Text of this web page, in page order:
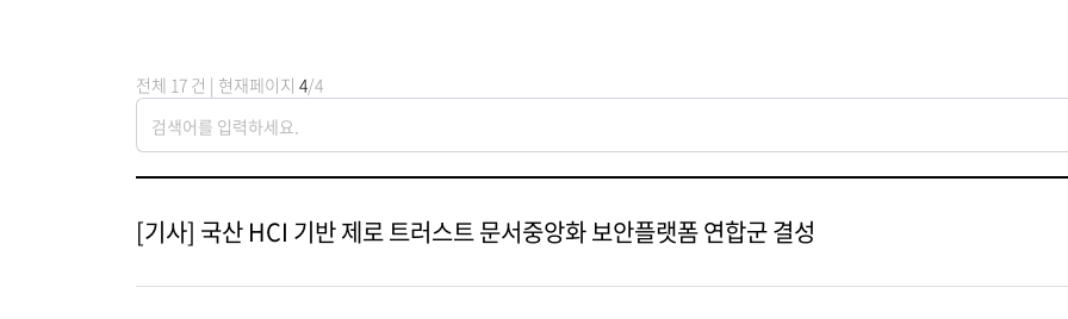
전체 17 건 | 현재페이지 4/4
[기사] 국산 HCI 기반 제로 트러스트 문서중앙화 보안플랫폼 연합군 결성